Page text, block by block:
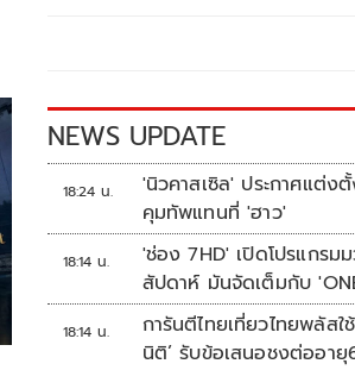
NEWS UPDATE
18:24 น.
'นิวคาสเซิล' ประกาศแต่ง
คุมทัพแทนที่ 'ฮาว'
18:14 น.
'ช่อง 7HD' เปิดโปรแกรม
สัปดาห์ มันจัดเต็มกับ
นี 165-มวยไทย 7 สี'
18:14 น.
การันตีไทยเที่ยวไทยพลัสใ
นิติ’ รับข้อเสนอชงต่ออา